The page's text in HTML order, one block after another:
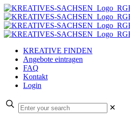
KREATIVE FINDEN
Angebote eintragen
FAQ
Kontakt
Login
✕